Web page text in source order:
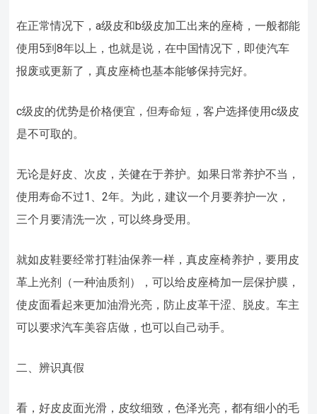
在正常情况下，a级皮和b级皮加工出来的座椅，一般都能
使用5到8年以上，也就是说，在中国情况下，即使汽车
报废或更新了，真皮座椅也基本能够保持完好。
c级皮的优势是价格便宜，但寿命短，客户选择使用c级皮
是不可取的。
无论是好皮、次皮，关健在于养护。如果日常养护不当，
使用寿命不过1、2年。为此，建议一个月要养护一次，
三个月要清洗一次，可以终身受用。
就如皮鞋要经常打鞋油保养一样，真皮座椅养护，要用皮
革上光剂（一种油质剂），可以给皮座椅加一层保护膜，
使皮面看起来更加油滑光亮，防止皮革干涩、脱皮。车主
可以要求汽车美容店做，也可以自己动手。
二、辨识真假
看，好皮皮面光滑，皮纹细致，色泽光亮，都有细小的毛